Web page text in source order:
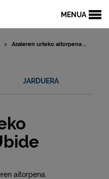
MENUA
Azaleren urteko aitorpena ...
JARDUERA
aitorpena.